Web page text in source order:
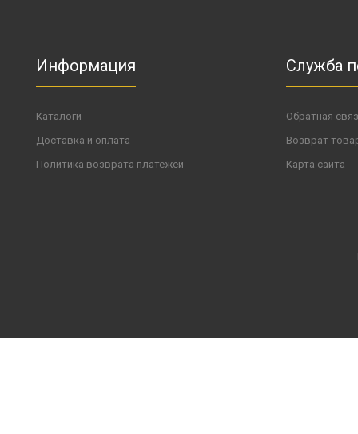
Информация
Каталоги
Доставка и оплата
Политика возврата платежей
Служба
Обратная
Возврат
Карта сайта